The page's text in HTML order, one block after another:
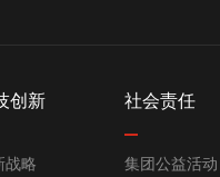
创新
战略
社会责任
集团公益活动